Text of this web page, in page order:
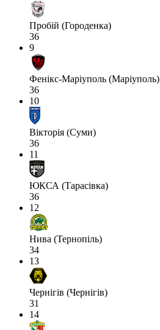
Пробій (Городенка)
36
9
Фенікс-Маріуполь (Маріуполь)
36
10
Вікторія (Суми)
36
11
ЮКСА (Тарасівка)
36
12
Нива (Тернопіль)
34
13
Чернігів (Чернігів)
31
14